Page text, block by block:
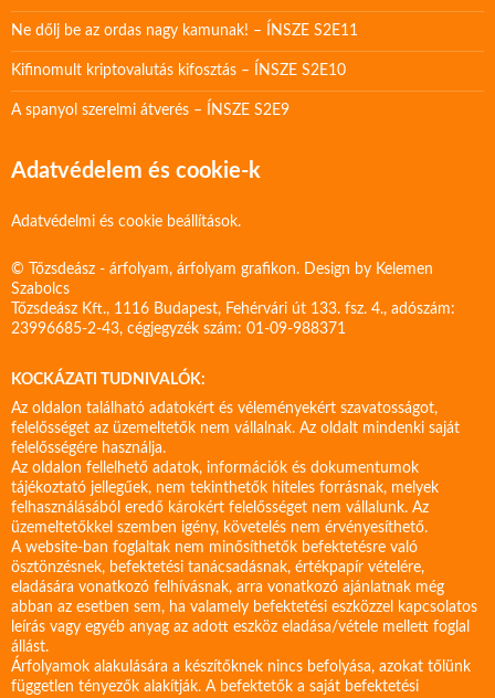
Ne dőlj be az ordas nagy kamunak! – ÍNSZE S2E11
Kifinomult kriptovalutás kifosztás – ÍNSZE S2E10
A spanyol szerelmi átverés – ÍNSZE S2E9
Adatvédelem és cookie-k
Adatvédelmi és cookie beállítások.
© Tőzsdeász - árfolyam, árfolyam grafikon. Design by Kelemen
Szabolcs
Tőzsdeász Kft., 1116 Budapest, Fehérvári út 133. fsz. 4., adószám:
23996685-2-43, cégjegyzék szám: 01-09-988371
KOCKÁZATI TUDNIVALÓK:
Az oldalon található adatokért és véleményekért szavatosságot,
felelősséget az üzemeltetők nem vállalnak. Az oldalt mindenki saját
felelősségére használja.
Az oldalon fellelhető adatok, információk és dokumentumok
tájékoztató jellegűek, nem tekinthetők hiteles forrásnak, melyek
felhasználásából eredő károkért felelősséget nem vállalunk. Az
üzemeltetőkkel szemben igény, követelés nem érvényesíthető.
A website-ban foglaltak nem minősíthetők befektetésre való
ösztönzésnek, befektetési tanácsadásnak, értékpapír vételére,
eladására vonatkozó felhívásnak, arra vonatkozó ajánlatnak még
abban az esetben sem, ha valamely befektetési eszközzel kapcsolatos
leírás vagy egyéb anyag az adott eszköz eladása/vétele mellett foglal
állást.
Árfolyamok alakulására a készítőknek nincs befolyása, azokat tőlünk
független tényezők alakítják. A befektetők a saját befektetési